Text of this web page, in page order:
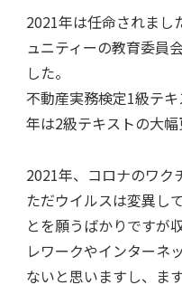
2021年は任命されまし
ュニティーの教育委員
した。
不動産実務検定1級テ
年は2級テキストの大幅
2021年、コロナのワク
ただウイルスは変異し
とを願うばかりですが
レワークやインターネ
ないと思いますし、ま